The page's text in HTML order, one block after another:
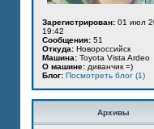
Зарегистрирован: 01 июл
19:42
Сообщения: 51
Откуда: Новороссийск
Машина: Toyota Vista Ardeo
О машине: диванчик =)
Блог: Посмотреть блог (1)
Архивы